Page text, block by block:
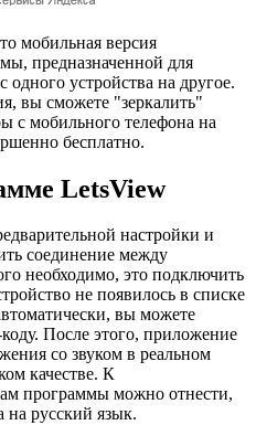
мобильная версия
предназначенной для
одного устройства на другое.
вы сможете "зеркалить"
с мобильного телефона на
бесплатно.
LetsView
настройки и
соединение между
необходимо, это подключить
не появилось в списке
вы можете
После этого, приложение
со звуком в реальном
качестве. К
программы можно отнести,
на русский язык.